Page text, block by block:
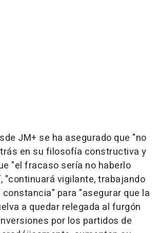
JM+ se ha asegurado que "no
en su filosofía constructiva y
"el fracaso sería no haberlo
"continuará vigilante, trabajando
constancia" para "asegurar que la
a quedar relegada al furgón
por los partidos de